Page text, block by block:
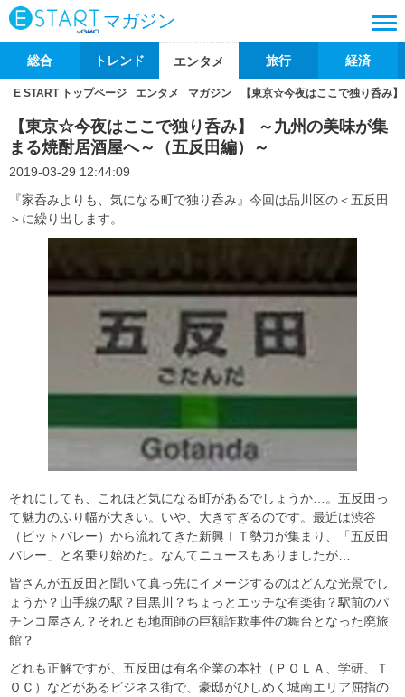
マガジン
総合 トレンド エンタメ 旅行 経済
E START トップページ エンタメ マガジン 【東京☆今夜はここで独り呑み
【東京☆今夜はここで独り呑み】 ～九州の美味が集
まる焼酎居酒屋へ～（五反田編）～
2019-03-29 12:44:09
『家呑みよりも、気になる町で独り呑み』今回は品川区の＜五反田
＞に繰り出します。
それにしても、これほど気になる町があるでしょうか…。五反田っ
て魅力のふり幅が大きい。いや、大きすぎるのです。最近は渋谷
（ビットバレー）から流れてきた新興ＩＴ勢力が集まり、「五反田
バレー」と名乗り始めた。なんてニュースもありましたが…
皆さんが五反田と聞いて真っ先にイメージするのはどんな光景でし
ょうか？山手線の駅？目黒川？ちょっとエッチな有楽街？駅前のパ
チンコ屋さん？それとも地面師の巨額詐欺事件の舞台となった廃旅
館？
どれも正解ですが、五反田は有名企業の本社（ＰＯＬＡ、学研、Ｔ
ＯＣ）などがあるビジネス街で、豪邸がひしめく城南エリア屈指の